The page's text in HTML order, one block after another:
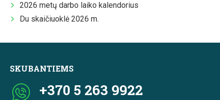
2026 metų darbo laiko kalendorius
Du skaičiuoklė 2026 m.
SKUBANTIEMS
+370 5 263 9922